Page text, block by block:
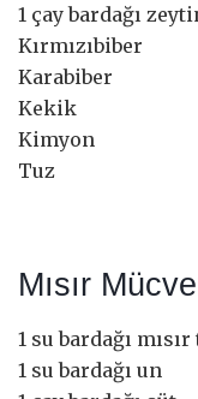
1 çay bardağı
Kırmızıbiber
Karabiber
Kekik
Kimyon
Tuz
Mısır
1 su bardağı
1 su bardağı un